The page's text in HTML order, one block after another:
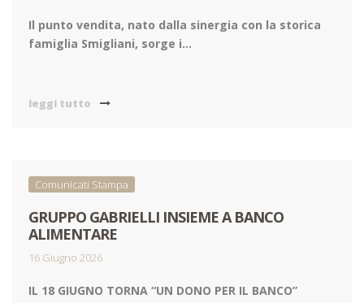
Il punto vendita, nato dalla sinergia con la storica
famiglia Smigliani, sorge i...
leggi tutto
Comunicati Stampa
GRUPPO GABRIELLI INSIEME A BANCO
ALIMENTARE
16 Giugno 2026
IL 18 GIUGNO TORNA “UN DONO PER IL BANCO”